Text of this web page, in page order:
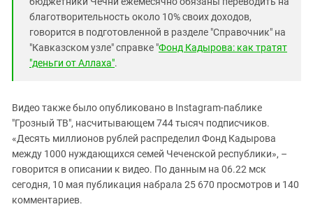
благотворительность около 10% своих доходов,
говорится в подготовленной в разделе "Справочник" на
"Кавказском узле" справке "Фонд Кадырова: как тратят
"деньги от Аллаха".
Видео также было опубликовано в Instagram-паблике
"Грозный ТВ", насчитывающем 744 тысяч подписчиков.
«Десять миллионов рублей распределил Фонд Кадырова
между 1000 нуждающихся семей Чеченской республики», –
говорится в описании к видео. По данным на 06.22 мск
сегодня, 10 мая публикация набрала 25 670 просмотров и 140
комментариев.